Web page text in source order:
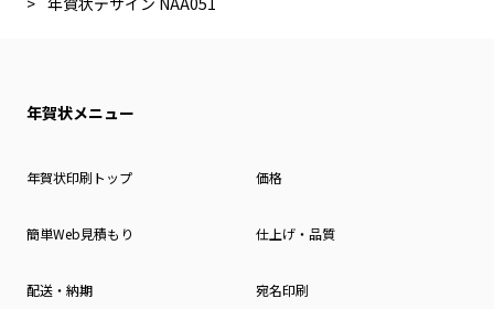
年賀状メニュー
年賀状印刷トップ 価格
簡単Web見積もり 仕上げ・品質
配送・納期 宛名印刷